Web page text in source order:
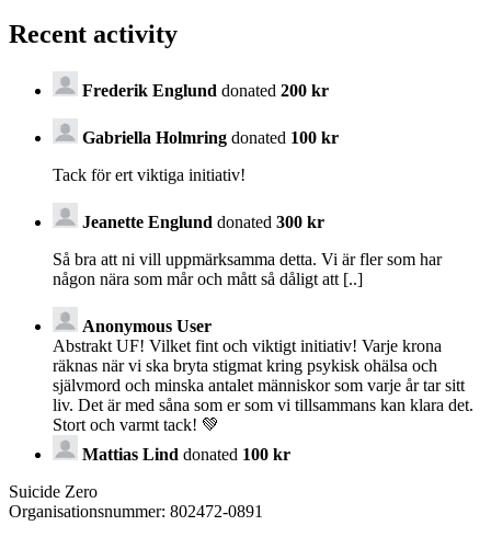
Recent activity
Frederik Englund donated 200 kr
Gabriella Holmring donated 100 kr
Tack för ert viktiga initiativ!
Jeanette Englund donated 300 kr
Så bra att ni vill uppmärksamma detta. Vi är fler som har
någon nära som mår och mått så dåligt att [..]
Anonymous User
Abstrakt UF! Vilket fint och viktigt initiativ! Varje krona
räknas när vi ska bryta stigmat kring psykisk ohälsa och
självmord och minska antalet människor som varje år tar sitt
liv. Det är med såna som er som vi tillsammans kan klara det.
Stort och varmt tack! 💚
Mattias Lind donated 100 kr
Suicide Zero
Organisationsnummer: 802472-0891